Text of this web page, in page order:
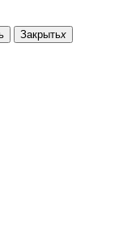
Закрытьx